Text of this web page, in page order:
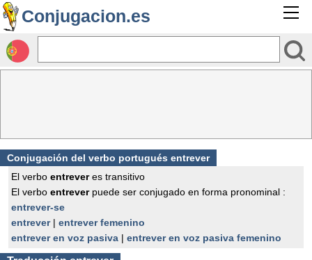
Conjugacion.es
Conjugación del verbo portugués entrever
El verbo entreveres transitivo
El verbo entreverpuede ser conjugado en forma pronominal :
entrever-se
entrever| entrever femenino
entrever en voz pasiva | entrever en voz pasiva femenino